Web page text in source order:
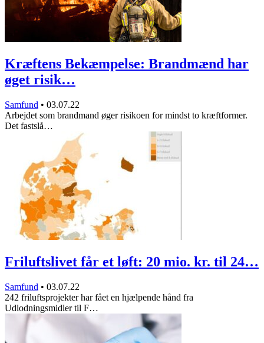
Kræftens Bekæmpelse: Brandmænd har
øget risik…
Samfund • 03.07.22
Arbejdet som brandmand øger risikoen for mindst to kræftformer.
Det fastslå…
Friluftslivet får et løft: 20 mio. kr. til 24…
Samfund • 03.07.22
242 friluftsprojekter har fået en hjælpende hånd fra
Udlodningsmidler til F…